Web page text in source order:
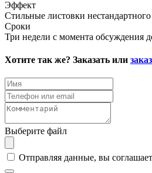
Эффект
Стильные листовки
Сроки
Три недели с момента обсуждения
Хотите так же? Заказать или
Выберите файл
Отправляя данные, вы